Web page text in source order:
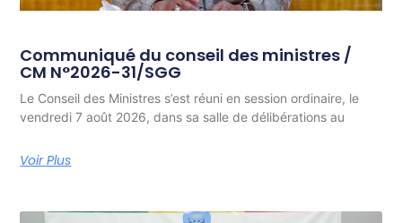
Communiqué du conseil des ministres /
CM N°2026-31/SGG
Le Conseil des Ministres s’est réuni en session ordinaire, le
vendredi 7 août 2026, dans sa salle de délibérations au
Voir Plus